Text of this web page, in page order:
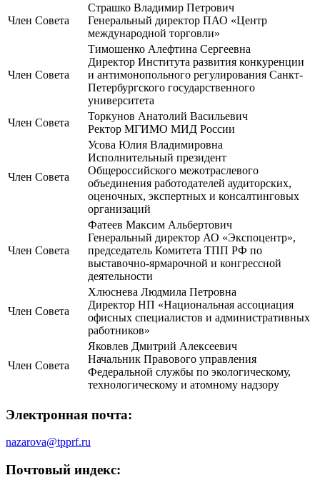
Член Совета
Страшко Владимир Петрович
Генеральный директор ПАО «Центр
международной торговли»
Член Совета
Тимошенко Алефтина Сергеевна
Директор Института развития конкуренции
и антимонопольного регулирования Санкт-
Петербургского государственного
университета
Член Совета
Торкунов Анатолий Васильевич
Ректор МГИМО МИД России
Член Совета
Усова Юлия Владимировна
Исполнительный президент
Общероссийского межотраслевого
объединения работодателей аудиторских,
оценочных, экспертных и консалтинговых
организаций
Член Совета
Фатеев Максим Альбертович
Генеральный директор АО «Экспоцентр»,
председатель Комитета ТПП РФ по
выставочно-ярмарочной и конгрессной
деятельности
Член Совета
Хлюснева Людмила Петровна
Директор НП «Национальная ассоциация
офисных специалистов и административных
работников»
Член Совета
Яковлев Дмитрий Алексеевич
Начальник Правового управления
Федеральной службы по экологическому,
технологическому и атомному надзору
Электронная почта:
nazarova@tpprf.ru
Почтовый индекс: